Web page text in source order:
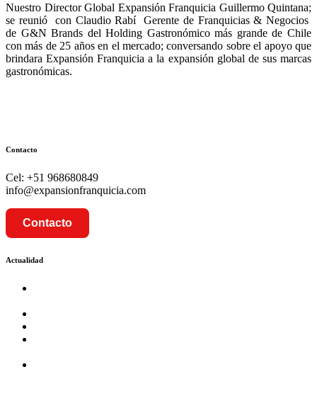
Nuestro Director Global Expansión Franquicia Guillermo Quintana;
se reunió con Claudio Rabí Gerente de Franquicias & Negocios
de G&N Brands del Holding Gastronómico más grande de Chile
con más de 25 años en el mercado; conversando sobre el apoyo que
brindara Expansión Franquicia a la expansión global de sus marcas
gastronómicas.
Contacto
Cel: +51 968680849
info@expansionfranquicia.com
Contacto
Actualidad